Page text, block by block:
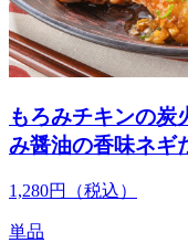
もろみチキンの炭
み醤油の香味ネギ
1,280円 （税込）
単品